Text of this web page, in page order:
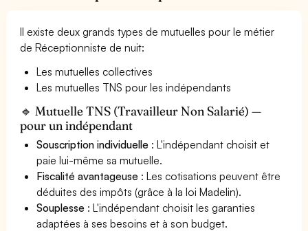
Il existe deux grands types de mutuelles pour le métier
de Réceptionniste de nuit:
Les mutuelles collectives
Les mutuelles TNS pour les indépendants
🔹 Mutuelle TNS (Travailleur Non Salarié) —
pour un indépendant
Souscription individuelle : L'indépendant choisit et
paie lui-même sa mutuelle.
Fiscalité avantageuse : Les cotisations peuvent être
déduites des impôts (grâce à la loi Madelin).
Souplesse : L'indépendant choisit les garanties
adaptées à ses besoins et à son budget.